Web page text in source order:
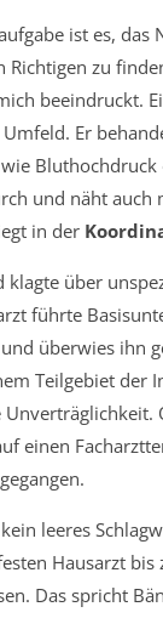
ist es, das
zu
beeindruckt.
Er
Bluthochdruck
und näht auch
in der
klagte über
führte
überwies ihn
Teilgebiet der
einen
leeres
Hausarzt bis
Das spricht